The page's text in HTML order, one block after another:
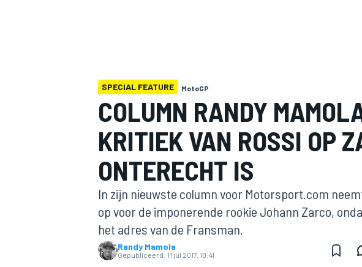
MOTOGP
SPECIAL FEATURE MotoGP
COLUMN RANDY
KRITIEK VAN ROSSI OP
ONTERECHT IS
In zijn nieuwste column voor Motorsport.com
op voor de imponerende rookie Johann Zarco,
het adres van de Fransman.
Randy Mamola
Gepubliceerd: 11 jul 2017, 10:41